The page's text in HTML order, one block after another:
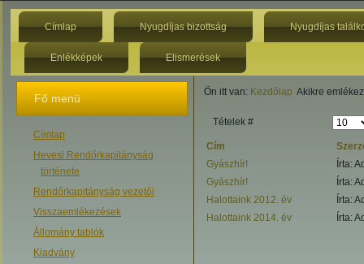
Címlap Nyugdíjas bizottság Nyugdíjas
Enlékképek Elismerések
Fő menü
Címlap
Hevesi Rendőrkapitányság
története
Rendőrkapitányság vezetői
Visszaemlékezések
Állomány tablók
Kiadvány
Ön itt van: Kezdőlap Akikre
Tételek #
Cím
Gyászhír!
Írta:
Gyászhír!
Írta:
Halottaink 2012. év
Írta:
Halottaink 2014. év
Írta: